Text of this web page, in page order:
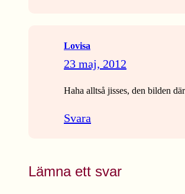
Lovisa
23 maj, 2012
Haha alltså jisses, den bilden
Svara
Lämna ett svar